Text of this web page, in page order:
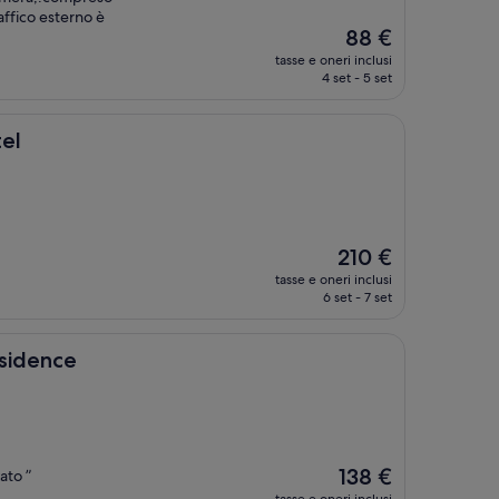
esterno è
Il
prezzo
attuale
88 €
tasse e oneri inclusi
4 set - 5 set
Il
prezzo
attuale
210 €
tasse e oneri inclusi
6 set - 7 set
”
Il
prezzo
138 €